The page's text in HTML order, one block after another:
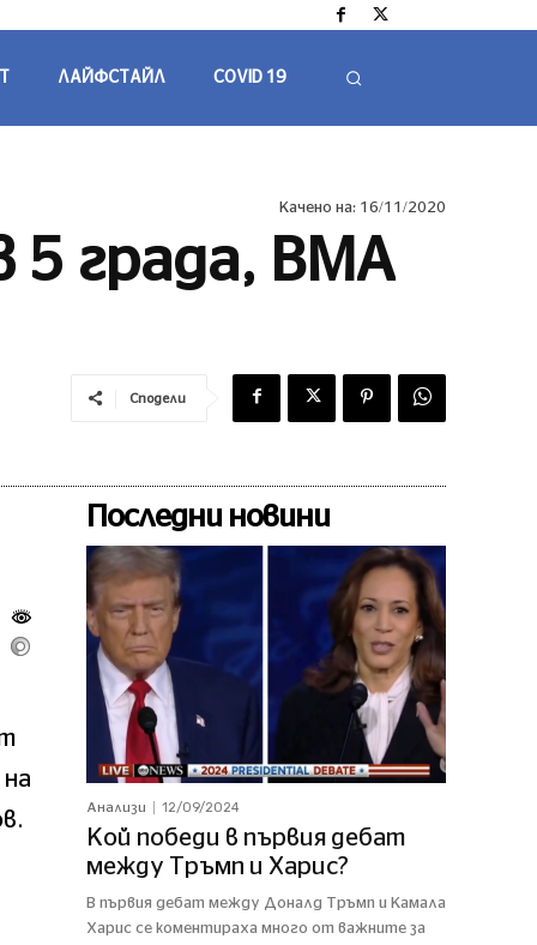
ЛАЙФСТАЙЛ COVID 19
Качено на: 16/11/2020
5 града, ВМА
Сподели
Последни новини
Анализи 12/09/2024
Кой победи в първия дебат
между Тръмп и Харис?
В първия дебат между Доналд Тръмп и Камала
Харис се коментираха много от важните за